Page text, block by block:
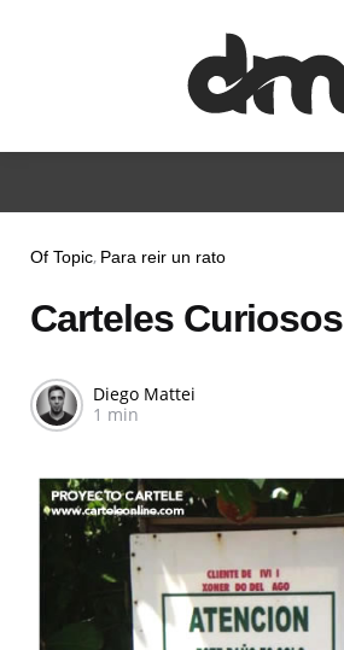
Of Topic Para reir un rato
Carteles Curiosos
Diego Mattei
1 min